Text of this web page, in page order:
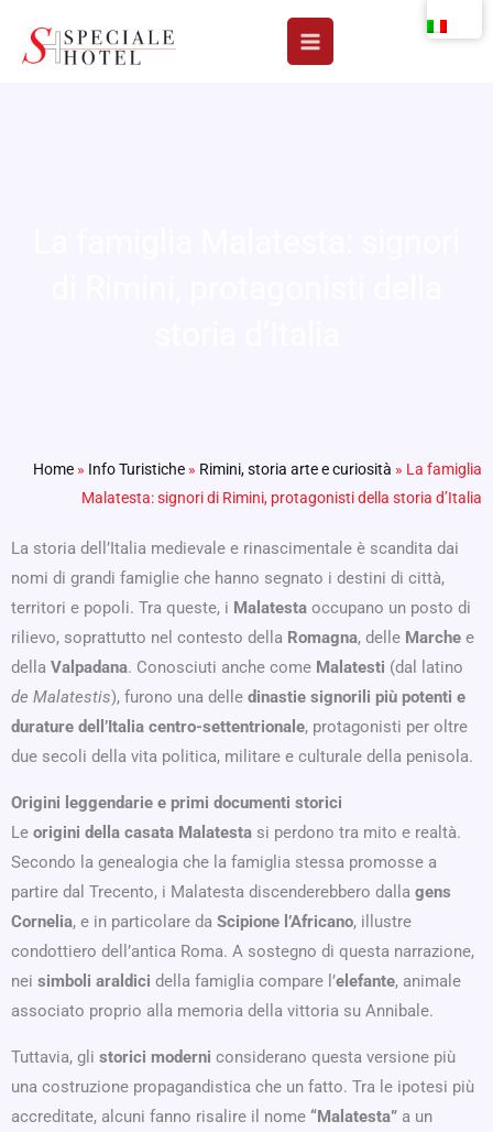
Home » Info Turistiche » Rimini, storia arte e curiosità » La famiglia
Malatesta: signori di Rimini, protagonisti della storia d’Italia
La storia dell’Italia medievale e rinascimentale è scandita dai
nomi di grandi famiglie che hanno segnato i destini di città,
territori e popoli. Tra queste, i Malatesta occupano un posto di
rilievo, soprattutto nel contesto della Romagna, delle Marche e
della Valpadana. Conosciuti anche come Malatesti (dal latino
de Malatestis), furono una delle dinastie signorili più potenti e
durature dell’Italia centro-settentrionale, protagonisti per oltre
due secoli della vita politica, militare e culturale della penisola.
Origini leggendarie e primi documenti storici
Le origini della casata Malatesta si perdono tra mito e realtà.
Secondo la genealogia che la famiglia stessa promosse a
partire dal Trecento, i Malatesta discenderebbero dalla gens
Cornelia, e in particolare da Scipione l’Africano, illustre
condottiero dell’antica Roma. A sostegno di questa narrazione,
nei simboli araldici della famiglia compare l’elefante, animale
associato proprio alla memoria della vittoria su Annibale.
Tuttavia, gli storici moderni considerano questa versione più
una costruzione propagandistica che un fatto. Tra le ipotesi più
accreditate, alcuni fanno risalire il nome “Malatesta” a un